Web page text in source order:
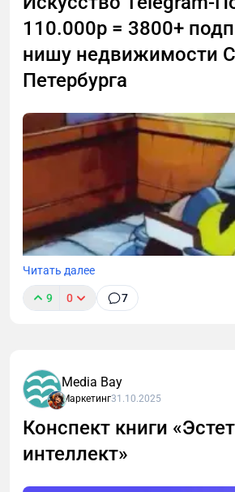
110.000р = 3800+
нишу недвижимости
Петербурга
Читать далее
9 0 7
Media Bay
Маркетинг31.10.2025
Конспект книги
интеллект»